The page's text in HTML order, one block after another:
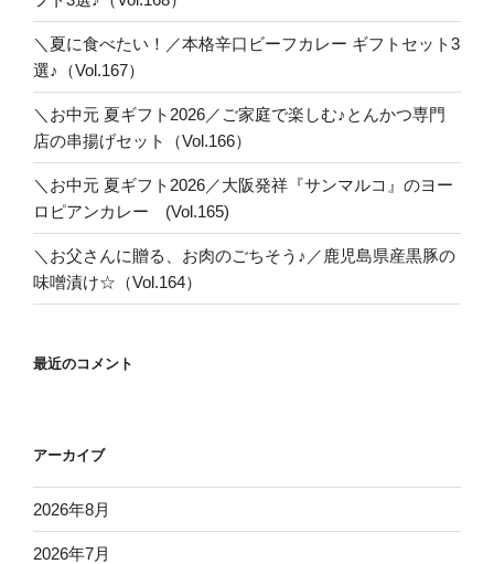
＼夏に食べたい！／本格辛口ビーフカレー ギフトセット3
選♪（Vol.167）
＼お中元 夏ギフト2026／ご家庭で楽しむ♪とんかつ専門
店の串揚げセット（Vol.166）
＼お中元 夏ギフト2026／大阪発祥『サンマルコ』のヨー
ロピアンカレー (Vol.165)
＼お父さんに贈る、お肉のごちそう♪／鹿児島県産黒豚の
味噌漬け☆（Vol.164）
最近のコメント
アーカイブ
2026年8月
2026年7月